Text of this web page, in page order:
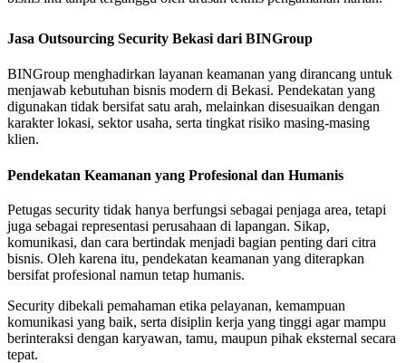
Jasa Outsourcing Security Bekasi dari BINGroup
BINGroup menghadirkan layanan keamanan yang dirancang untuk
menjawab kebutuhan bisnis modern di Bekasi. Pendekatan yang
digunakan tidak bersifat satu arah, melainkan disesuaikan dengan
karakter lokasi, sektor usaha, serta tingkat risiko masing-masing
klien.
Pendekatan Keamanan yang Profesional dan Humanis
Petugas security tidak hanya berfungsi sebagai penjaga area, tetapi
juga sebagai representasi perusahaan di lapangan. Sikap,
komunikasi, dan cara bertindak menjadi bagian penting dari citra
bisnis. Oleh karena itu, pendekatan keamanan yang diterapkan
bersifat profesional namun tetap humanis.
Security dibekali pemahaman etika pelayanan, kemampuan
komunikasi yang baik, serta disiplin kerja yang tinggi agar mampu
berinteraksi dengan karyawan, tamu, maupun pihak eksternal secara
tepat.